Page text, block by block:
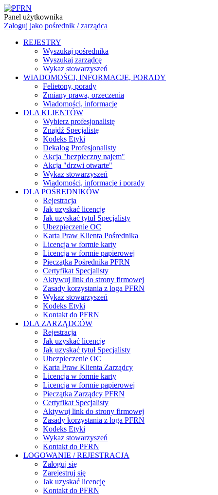
Panel użytkownika
Zaloguj jako pośrednik / zarządca
REJESTRY
Wyszukaj pośrednika
Wyszukaj zarządcę
Wykaz stowarzyszeń
WIADOMOŚCI, INFORMACJE, PORADY
Felietony, porady
Zmiany prawa, orzeczenia
Wiadomości, informacje
DLA KLIENTÓW
Wybierz profesjonalistę
Znajdź Specjalistę
Kodeks Etyki
Dekalog Profesjonalisty
Akcja "bezpieczny najem"
Akcja "drzwi otwarte"
Wykaz stowarzyszeń
Wiadomości, informacje i porady
DLA POŚREDNIKÓW
Rejestracja
Jak uzyskać licencję
Jak uzyskać tytuł Specjalisty
Ubezpieczenie OC
Karta Praw Klienta Pośrednika
Licencja w formie karty
Licencja w formie papierowej
Pieczątka Pośrednika PFRN
Certyfikat Specjalisty
Aktywuj link do strony firmowej
Zasady korzystania z loga PFRN
Wykaz stowarzyszeń
Kodeks Etyki
Kontakt do PFRN
DLA ZARZĄDCÓW
Rejestracja
Jak uzyskać licencję
Jak uzyskać tytuł Specjalisty
Ubezpieczenie OC
Karta Praw Klienta Zarządcy
Licencja w formie karty
Licencja w formie papierowej
Pieczątka Zarządcy PFRN
Certyfikat Specjalisty
Aktywuj link do strony firmowej
Zasady korzystania z loga PFRN
Kodeks Etyki
Wykaz stowarzyszeń
Kontakt do PFRN
LOGOWANIE / REJESTRACJA
Zaloguj się
Zarejestruj się
Jak uzyskać licencję
Kontakt do PFRN